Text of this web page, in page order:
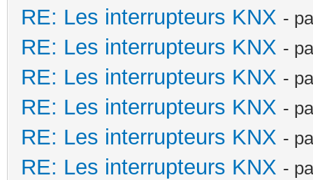
RE: Les interrupteurs KNX -
RE: Les interrupteurs KNX -
RE: Les interrupteurs KNX -
RE: Les interrupteurs KNX -
RE: Les interrupteurs KNX -
RE: Les interrupteurs KNX -